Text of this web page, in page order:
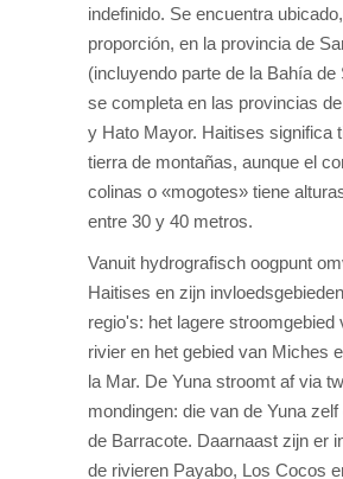
indefinido. Se encuentra
proporción, en la provincia de
(incluyendo parte de la Bahía de
se completa en las provincias
y Hato Mayor. Haitises significa
tierra de montañas, aunque el
colinas o «mogotes» tiene
entre 30 y 40 metros.
Vanuit hydrografisch oogpunt
Haitises en zijn
regio's: het lagere stroomgebied
rivier en het gebied van Miches
la Mar. De Yuna stroomt af via
mondingen: die van de Yuna
de Barracote. Daarnaast zijn er
de rivieren Payabo, Los Cocos